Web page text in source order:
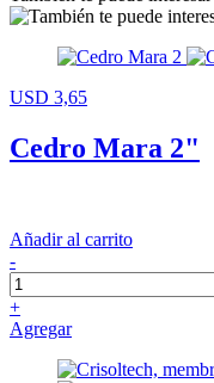
USD 3,65
Cedro Mara 2"
Añadir al carrito
-
+
Agregar